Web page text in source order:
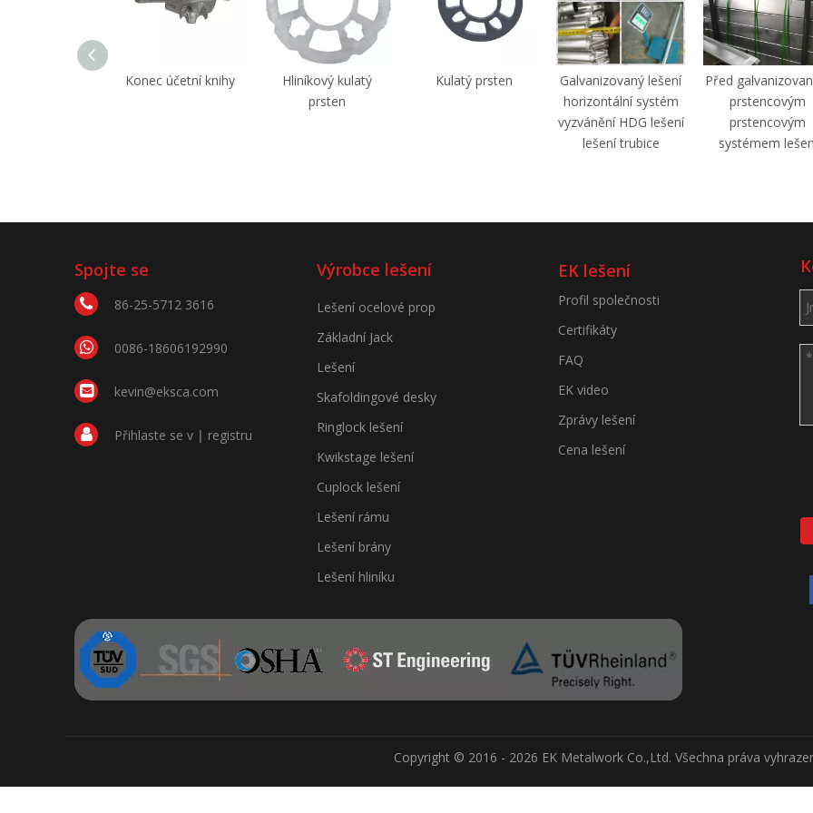
Konec účetní knihy
Hliníkový kulatý
prsten
Kulatý prsten
Galvanizovaný lešení
horizontální systém
vyzvánění HDG lešení
lešení trubice
Před
prstencovým
prstencovým
systémem
Spojte se
86-25-5712 3616
0086-18606192990
kevin@eksca.com
Přihlaste se v | registru
Výrobce lešení
Lešení ocelové prop
Základní Jack
Lešení
Skafoldingové desky
Ringlock lešení
Kwikstage lešení
Cuplock lešení
Lešení rámu
Lešení brány
Lešení hliníku
EK lešení
Profil společnosti
Certifikáty
FAQ
EK video
Zprávy lešení
Cena lešení
Copyright © 2016 - 2026 EK Metalwork Co.,Ltd. Všechna práva